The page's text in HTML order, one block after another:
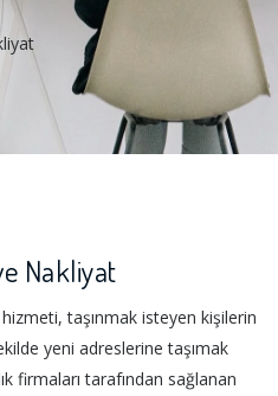
Nakliyat
taşınmak isteyen kişilerin
yeni adreslerine taşımak
firmaları tarafından sağlanan